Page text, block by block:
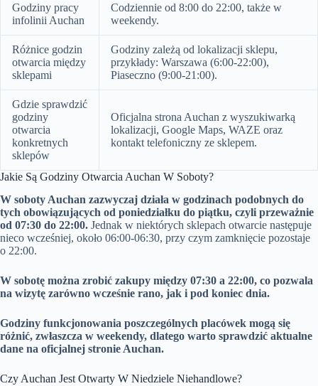
Godziny pracy
infolinii Auchan
Codziennie od 8:00 do 22:00, także w
weekendy.
Różnice godzin
otwarcia między
sklepami
Godziny zależą od lokalizacji sklepu,
przykłady: Warszawa (6:00-22:00),
Piaseczno (9:00-21:00).
Gdzie sprawdzić
godziny
otwarcia
konkretnych
sklepów
Oficjalna strona Auchan z wyszukiwarką
lokalizacji, Google Maps, WAZE oraz
kontakt telefoniczny ze sklepem.
Jakie Są Godziny Otwarcia Auchan W Soboty?
W soboty Auchan zazwyczaj działa w godzinach podobnych do
tych obowiązujących od poniedziałku do piątku, czyli przeważnie
od 07:30 do 22:00. Jednak w niektórych sklepach otwarcie następuje
nieco wcześniej, około 06:00-06:30, przy czym zamknięcie pozostaje
o 22:00.
W sobotę można zrobić zakupy między 07:30 a 22:00, co pozwala
na wizytę zarówno wcześnie rano, jak i pod koniec dnia.
Godziny funkcjonowania poszczególnych placówek mogą się
różnić, zwłaszcza w weekendy, dlatego warto sprawdzić aktualne
dane na oficjalnej stronie Auchan.
Czy Auchan Jest Otwarty W Niedziele Niehandlowe?